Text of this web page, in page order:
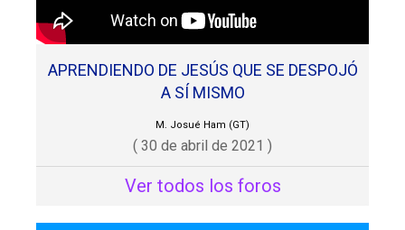
APRENDIENDO DE JESÚS QUE SE DESPOJÓ
A SÍ MISMO
M. Josué Ham (GT)
( 30 de abril de 2021 )
Ver todos los foros